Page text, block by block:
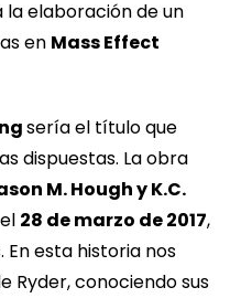
la elaboración de un
en Mass Effect
sería el título que
dispuestas. La obra
M. Hough y K.C.
28 de marzo de 2017,
esta historia nos
Ryder, conociendo sus